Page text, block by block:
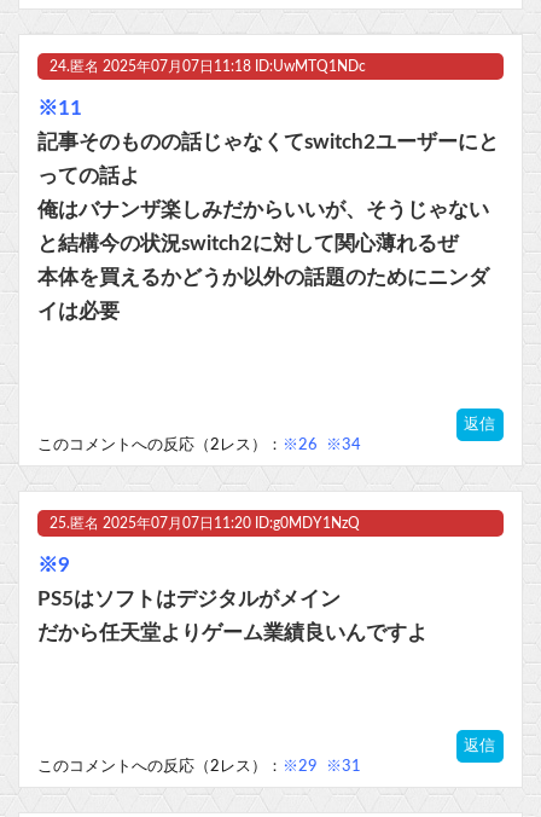
24. 匿名 2025年07月07日11:18 ID:UwMTQ1NDc
※11
記事そのものの話じゃなくてswitch2ユーザーにと
っての話よ
俺はバナンザ楽しみだからいいが、そうじゃない
と結構今の状況switch2に対して関心薄れるぜ
本体を買えるかどうか以外の話題のためにニンダ
イは必要
返信
このコメントへの反応（2レス）： ※26 ※34
25. 匿名 2025年07月07日11:20 ID:g0MDY1NzQ
※9
PS5はソフトはデジタルがメイン
だから任天堂よりゲーム業績良いんですよ
返信
このコメントへの反応（2レス）： ※29 ※31